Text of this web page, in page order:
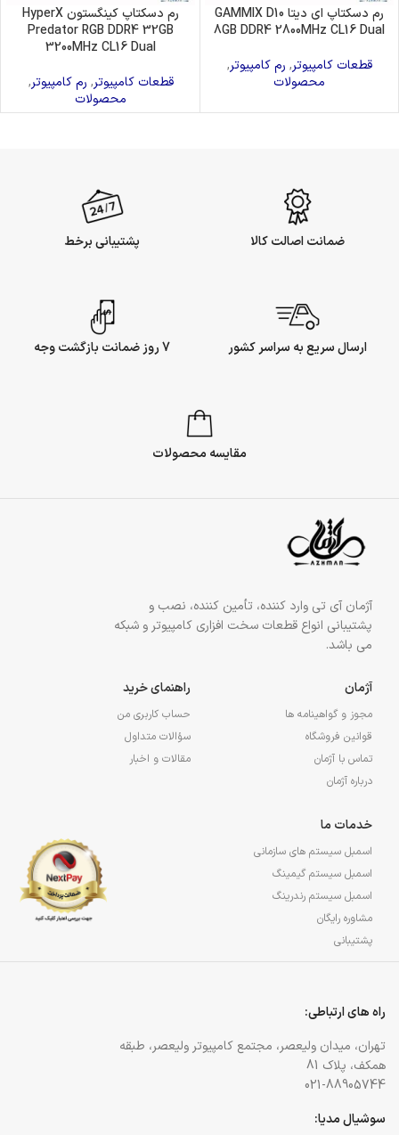
رم دسکتاپ ای دیتا GAMMIX D10
8GB DDR4 2800MHz CL16 Dual
قطعات کامپیوتر, رم کامپیوتر,
محصولات
رم دسکتاپ کینگستون HyperX
Predator RGB DDR4 32GB
3200MHz CL16 Dual
قطعات کامپیوتر, رم کامپیوتر,
محصولات
ضمانت اصالت کالا پشتیبانی برخط
ارسال سریع به سراسر کشور 7 روز ضمانت بازگشت وجه
مقایسه محصولات
آژمان آی تی وارد کننده، تأمین کننده، نصب و
پشتیبانی انواع قطعات سخت افزاری کامپیوتر و شبکه
می باشد.
آژمان
مجوز و گواهینامه ها
قوانین فروشگاه
تماس با آژمان
درباره آژمان
راهنمای خرید
حساب کاربری من
سؤالات متداول
مقالات و اخبار
خدمات ما
اسمبل سیستم های سازمانی
اسمبل سیستم گیمینگ
اسمبل سیستم رندرینگ
مشاوره رایگان
پشتیبانی
راه های ارتباطی:
تهران، میدان ولیعصر، مجتمع کامپیوتر ولیعصر، طبقه
همکف، پلاک 81
021-88905744
سوشیال مدیا: